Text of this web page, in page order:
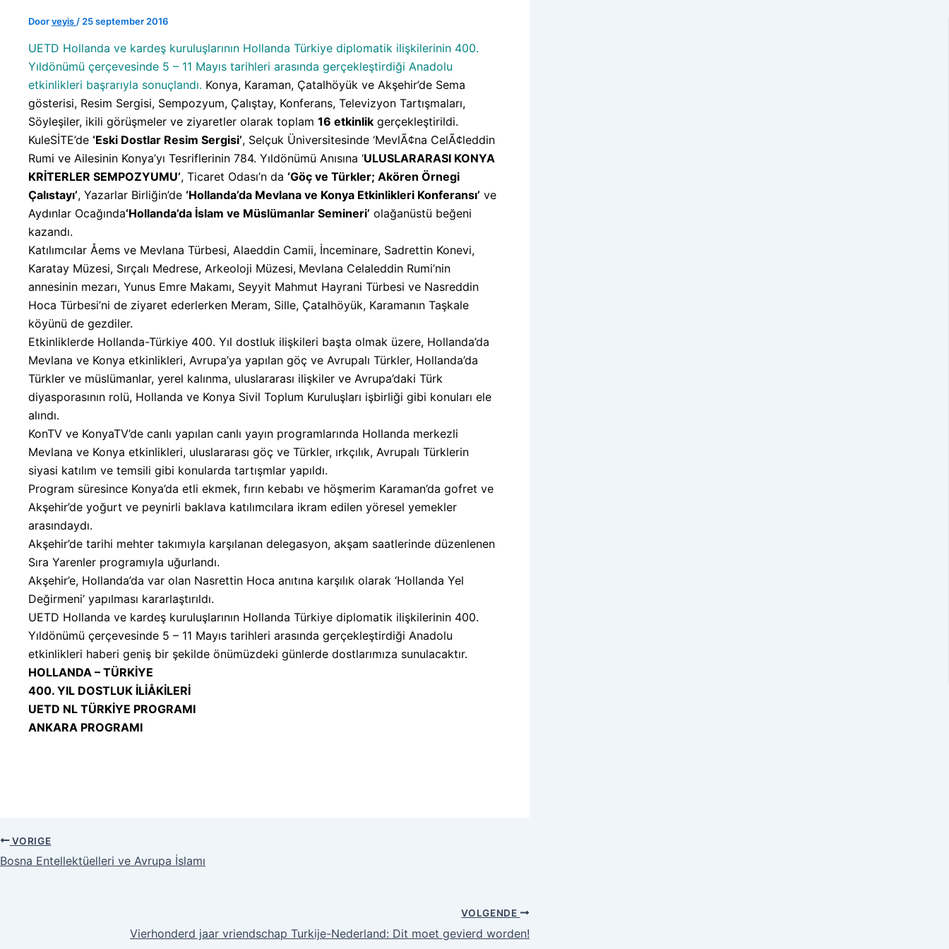
Doorveyis / 25 september 2016
UETD Hollanda ve kardeş kuruluşlarının Hollanda Türkiye diplomatik ilişkilerinin 400.
Yıldönümü çerçevesinde 5 – 11 Mayıs tarihleri arasında gerçekleştirdiği Anadolu
etkinlikleri başrarıyla sonuçlandı. Konya, Karaman, Çatalhöyük ve Akşehir’de Sema
gösterisi, Resim Sergisi, Sempozyum, Çalıştay, Konferans, Televizyon Tartışmaları,
Söyleşiler, ikili görüşmeler ve ziyaretler olarak toplam 16 etkinlik gerçekleştirildi.
KuleSİTE’de ‘Eski Dostlar Resim Sergisi’, Selçuk Üniversitesinde ‘MevlÃ¢na CelÃ¢leddin
Rumi ve Ailesinin Konya’yı Tesriflerinin 784. Yıldönümü Anısına ‘ULUSLARARASI KONYA
KRİTERLER SEMPOZYUMU’, Ticaret Odası’n da ‘Göç ve Türkler; Akören Örnegi
Çalıstayı’, Yazarlar Birliğin’de ‘Hollanda’da Mevlana ve Konya Etkinlikleri Konferansı’ ve
Aydınlar Ocağında‘Hollanda’da İslam ve Müslümanlar Semineri’ olağanüstü beğeni
kazandı.
Katılımcılar Åems ve Mevlana Türbesi, Alaeddin Camii, İnceminare, Sadrettin Konevi,
Karatay Müzesi, Sırçalı Medrese, Arkeoloji Müzesi, Mevlana Celaleddin Rumi’nin
annesinin mezarı, Yunus Emre Makamı, Seyyit Mahmut Hayrani Türbesi ve Nasreddin
Hoca Türbesi’ni de ziyaret ederlerken Meram, Sille, Çatalhöyük, Karamanın Taşkale
köyünü de gezdiler.
Etkinliklerde Hollanda-Türkiye 400. Yıl dostluk ilişkileri başta olmak üzere, Hollanda’da
Mevlana ve Konya etkinlikleri, Avrupa’ya yapılan göç ve Avrupalı Türkler, Hollanda’da
Türkler ve müslümanlar, yerel kalınma, uluslararası ilişkiler ve Avrupa’daki Türk
diyasporasının rolü, Hollanda ve Konya Sivil Toplum Kuruluşları işbirliği gibi konuları ele
alındı.
KonTV ve KonyaTV’de canlı yapılan canlı yayın programlarında Hollanda merkezli
Mevlana ve Konya etkinlikleri, uluslararası göç ve Türkler, ırkçılık, Avrupalı Türklerin
siyasi katılım ve temsili gibi konularda tartışmlar yapıldı.
Program süresince Konya’da etli ekmek, fırın kebabı ve höşmerim Karaman’da gofret ve
Akşehir’de yoğurt ve peynirli baklava katılımcılara ikram edilen yöresel yemekler
arasındaydı.
Akşehir’de tarihi mehter takımıyla karşılanan delegasyon, akşam saatlerinde düzenlenen
Sıra Yarenler programıyla uğurlandı.
Akşehir’e, Hollanda’da var olan Nasrettin Hoca anıtına karşılık olarak ‘Hollanda Yel
Değirmeni’ yapılması kararlaştırıldı.
UETD Hollanda ve kardeş kuruluşlarının Hollanda Türkiye diplomatik ilişkilerinin 400.
Yıldönümü çerçevesinde 5 – 11 Mayıs tarihleri arasında gerçekleştirdiği Anadolu
etkinlikleri haberi geniş bir şekilde önümüzdeki günlerde dostlarımıza sunulacaktır.
HOLLANDA – TÜRKİYE
400. YIL DOSTLUK İLİÅKİLERİ
UETD NL TÜRKİYE PROGRAMI
ANKARA PROGRAMI
VORIGE
Bosna Entellektüelleri ve Avrupa İslamı
VOLGENDE
Vierhonderd jaar vriendschap Turkije-Nederland: Dit moet gevierd worden!